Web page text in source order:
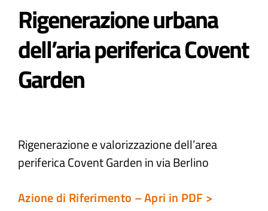
Partecipa
Comuni
Notizie
Progetti
Rigenerazione urbana
dell’aria periferica Covent
Garden
Rigenerazione e valorizzazione dell’area
periferica Covent Garden in via Berlino
Azione di Riferimento – Apri in PDF >